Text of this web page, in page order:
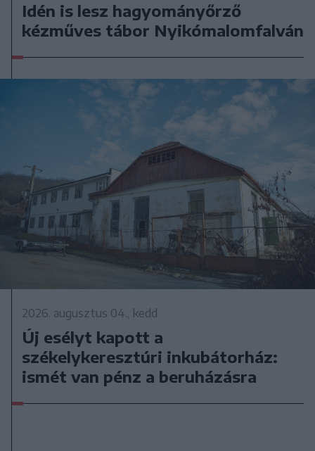
Idén is lesz hagyományőrző
kézműves tábor Nyikómalomfalván
2026. augusztus 04., kedd
Új esélyt kapott a
székelykeresztúri inkubátorház:
ismét van pénz a beruházásra